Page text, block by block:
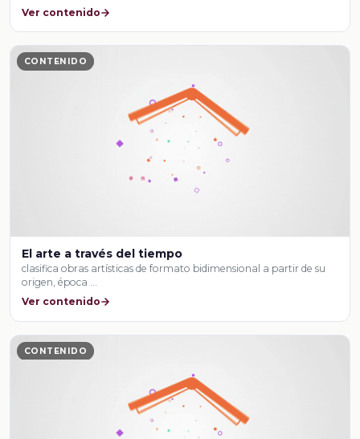
Ver contenido
CONTENIDO
El arte a través del tiempo
clasifica obras artísticas de formato bidimensional a partir de su
origen, época …
Ver contenido
CONTENIDO